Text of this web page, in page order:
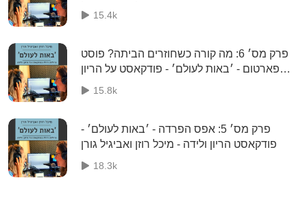
15.4k
פרק מס׳ 6: מה קורה כשחוזרים הביתה? פוסט
פארטום - ׳באות לעולם׳ - פודקאסט על הריון
ולידה - מיכל רוזן ואביגיל גורן
15.8k
פרק מס׳ 5: אפס הפרדה - ׳באות לעולם׳ -
פודקאסט הריון ולידה - מיכל רוזן ואביגיל גורן
18.3k